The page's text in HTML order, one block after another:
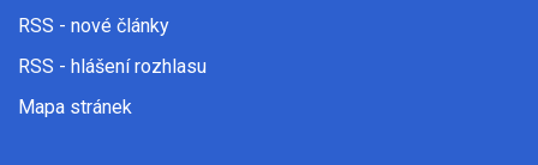
RSS - nové články
RSS - hlášení rozhlasu
Mapa stránek